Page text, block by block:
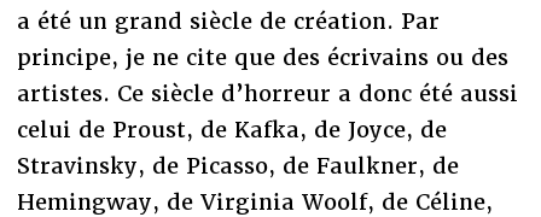
a été un grand siècle de création. Par
principe, je ne cite que des écrivains ou des
artistes. Ce siècle d’horreur a donc été aussi
celui de Proust, de Kafka, de Joyce, de
Stravinsky, de Picasso, de Faulkner, de
Hemingway, de Virginia Woolf, de Céline,